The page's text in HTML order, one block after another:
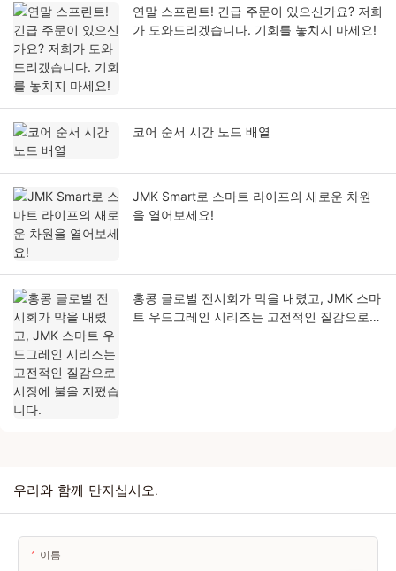
연말 스프린트! 긴급 주문이 있으신가요? 저희
가 도와드리겠습니다. 기회를 놓치지 마세요!
코어 순서 시간 노드 배열
JMK Smart로 스마트 라이프의 새로운 차원
을 열어보세요!
홍콩 글로벌 전시회가 막을 내렸고, JMK 스마
트 우드그레인 시리즈는 고전적인 질감으로
우리와 함께 만지십시오.
이름